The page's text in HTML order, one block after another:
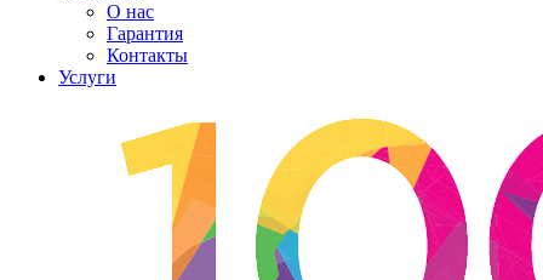
О нас
Гарантия
Контакты
Услуги